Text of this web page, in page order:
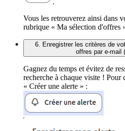
Vous les retrouverez ainsi dans
rubrique « Ma sélection d'offres
6. Enregistrer les critères de
offres par e-mail
Gagnez du temps et évitez de
recherche à chaque visite ! Pour
« Créer une alerte » :